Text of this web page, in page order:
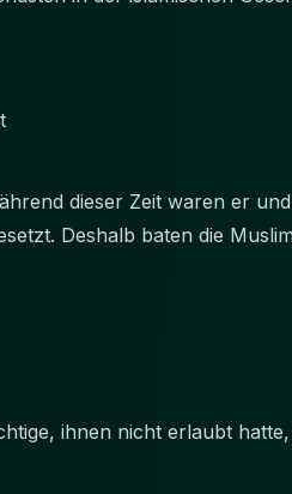
dieser Zeit waren er
Deshalb baten die
ihnen nicht erlaubt hatte,